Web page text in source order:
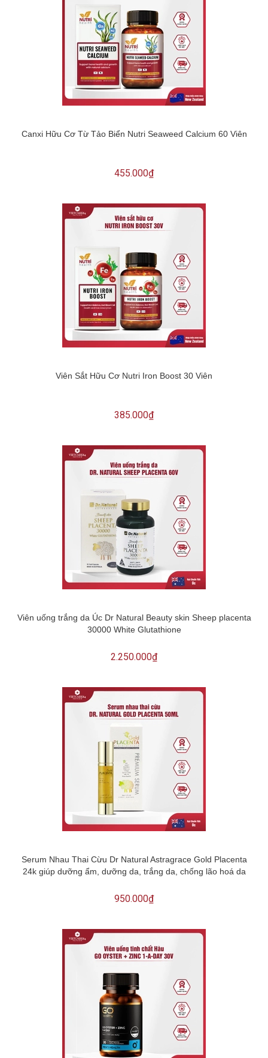
Canxi Hữu Cơ Từ Tảo Biển Nutri Seaweed Calcium 60 Viên
455.000₫
Viên Sắt Hữu Cơ Nutri Iron Boost 30 Viên
385.000₫
Viên uống trắng da Úc Dr Natural Beauty skin Sheep placenta
30000 White Glutathione
2.250.000₫
Serum Nhau Thai Cừu Dr Natural Astragrace Gold Placenta
24k giúp dưỡng ẩm, dưỡng da, trắng da, chống lão hoá da
950.000₫